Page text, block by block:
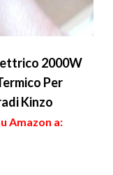
2000W
Per
Kinzo
Amazon a: